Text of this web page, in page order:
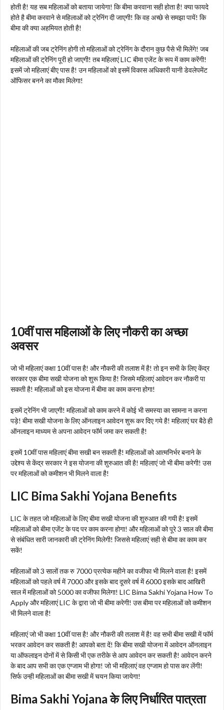
होती है! यह सब महिलाओं को बताया जायेगा! कि बीमा करवाना सही होता है! क्या फायदे
होते है बीमा करवाने से महिलाओं को ट्रेनिंग दी जाएगी! कि वह अच्छे से समझा पायें! कि
बीमा की क्या अहमियत होती है!
महिलाओं की जब ट्रेनिंग होगी तो महिलाओं को ट्रेनिंग के दौरान कुछ पैसे भी मिलेंगे! जब
महिलाओं की ट्रेनिंग पूरी हो जाएगी! तब महिलाएं LIC बीमा एजेंट के रूप में काम करेंगी!
इसमें जो महिलाएं बीए पास है! उन महिलाओं को इसमें विकास अधिकारी यानी डेवलेपमेंट
ऑफिसर बनने का मौका मिलेगा!
10वीं पास महिलाओं के लिए नौकरी का अच्छा
अवसर
जो भी महिलाएं कक्षा 10वीं पास है! और नौकरी की तलाश में है! तो इन सभी के लिए केंद्र
सरकार एक बीमा सखी योजना को शुरू किया है! जिसमे महिलाएं आवेदन कर नौकरी पा
सकती है! महिलाओं को इस योजना में बीमा का काम करना होगा!
इसमें ट्रेनिंग भी जाएगी! महिलाओं को काम करने में कोई भी समस्या का सामना न करना
पड़े! बीमा सखी योजना के लिए ऑनलाइन आवेदन शुरू कर दिए गये है! महिलाएं घर बैठे ही
ऑनलाइन माध्यम से अपना आवेदन फॉर्म जमा कर सकती है!
इसमें 10वीं पास महिलाएं बीमा सखी बन सकती है! महिलाओं को आत्मनिर्भर बनाने के
उद्देश्य से केंद्र सरकार ने इस योजना की शुरुआत की है! महिलाएं जो भी बीमा करेगी! उस
पर महिलाओं को कमीशन भी मिलने वाला है!
LIC Bima Sakhi Yojana Benefits
LIC के तहत जो महिलाओं के लिए बीमा सखी योजना की शुरुआत की गयी है! इसमें
महिलाओं को बीमा एजेंट के पद पर काम करना होगा! और महिलाओं को पूरे 3 साल की बीमा
से संबंधित सारी जानकारी की ट्रेनिंग मिलेगी! जिससे महिलाएं सही से बीमा का काम कर
सकें!
महिलाओं को 3 सालों तक रु 7000 प्रत्येक महीने का वजीफा भी मिलने वाला है! इसमें
महिलाओं को पहले वर्ष में 7000 और इसके बाद दूसरे वर्ष में 6000 इसके बाद आखिरी
साल में महिलाओं को 5000 का वजीफा मिलेगा! LIC Bima Sakhi Yojana How To
Apply और महिलाएं LIC के द्वारा जो भी बीमा करेगी! उस बीमा पर महिलाओं को कमीशन
भी मिलने वाला है!
महिलाएं जो भी कक्षा 10वीं पास है! और नौकरी की तलाश में है! वह सभी बीमा सखी में फॉर्म
भरकर आवेदन कर सकती है! आपको बता दें! कि बीमा सखी योजना में आवेदन ऑनलाइन
या ऑफलाइन दोनों में से किसी भी एक तरीके से आप आवेदन कर सकती है! आवेदन करने
के बाद आप सभी का एक एग्जाम भी होगा! जो भी महिलाएं वह एग्जाम हो पास कर लेंगी!
सिर्फ उन्ही महिलाओं का बीमा सखी में चयन किया जायेगा!
Bima Sakhi Yojana के लिए निर्धारित पात्रता